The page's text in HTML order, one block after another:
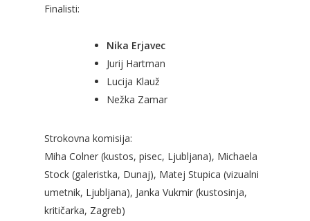
Finalisti:
Nika Erjavec
Jurij Hartman
Lucija Klauž
Nežka Zamar
Strokovna komisija:
Miha Colner (kustos, pisec, Ljubljana), Michaela
Stock (galeristka, Dunaj), Matej Stupica (vizualni
umetnik, Ljubljana), Janka Vukmir (kustosinja,
kritičarka, Zagreb)